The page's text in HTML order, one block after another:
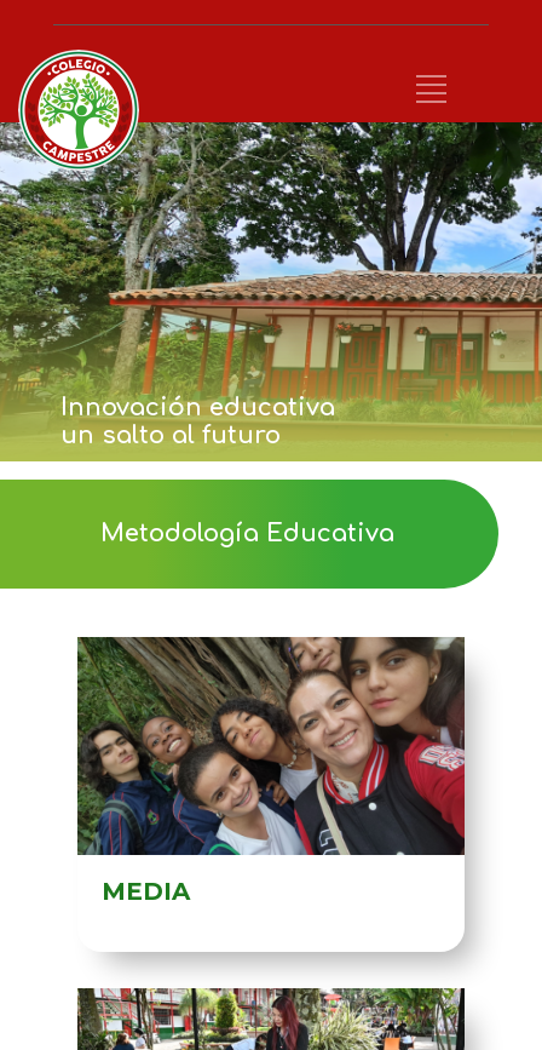
Innovación educativa
un salto al futuro
Metodología Educativa
MEDIA